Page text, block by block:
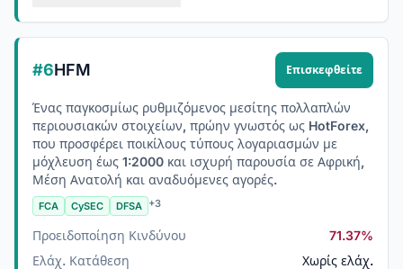
#6HFM Επισκεφθείτε
Ένας παγκοσμίως ρυθμιζόμενος μεσίτης πολλαπλών
περιουσιακών στοιχείων, πρώην γνωστός ως HotForex,
που προσφέρει ποικίλους τύπους λογαριασμών με
μόχλευση έως 1:2000 και ισχυρή παρουσία σε Αφρική,
Μέση Ανατολή και αναδυόμενες αγορές.
FCA CySEC DFSA +3
Προειδοποίηση Κινδύνου
71.37%
Ελάχ. Κατάθεση
Χωρίς ελάχ.